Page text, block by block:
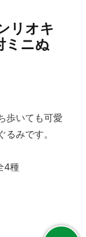
リオキ
ニぬ
歩いても可愛
みです。
4種